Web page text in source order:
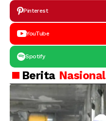
Pinterest
YouTube
Spotify
Berita Nasional